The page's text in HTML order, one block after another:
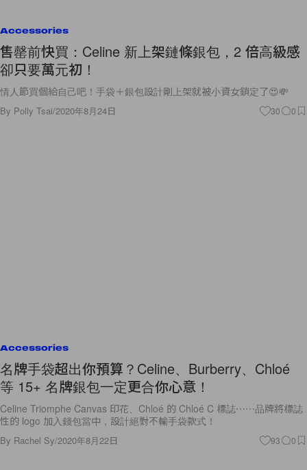
Accessories
售罄前快買：Celine 新上架鏈條銀包，2 倍高級感
卻只要萬元初！
情人節買個給自己吧！手袋＋銀包設計剛上架就被小資女鎖定了😍💸
By Polly Tsai/2020年8月24日 30 0
Accessories
名牌手袋超出你預算？Celine、Burberry、Chloé
等 15+ 名牌銀包一定更合你心意！
Celine Triomphe Canvas 印花、Chloé 的 Chloé C 標誌⋯⋯品牌將標誌
性的 logo 加入錢包當中，設計絕對不輸手袋款式！
By Rachel Sy/2020年8月22日 93 0